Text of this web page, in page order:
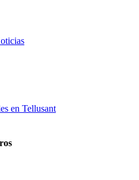
en Tellusant